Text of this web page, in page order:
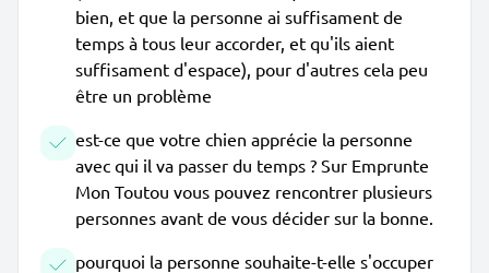
bien, et que la personne ai suffisament de
temps à tous leur accorder, et qu'ils aient
suffisament d'espace), pour d'autres cela peu
être un problème
est-ce que votre chien apprécie la personne
avec qui il va passer du temps ? Sur Emprunte
Mon Toutou vous pouvez rencontrer plusieurs
personnes avant de vous décider sur la bonne.
pourquoi la personne souhaite-t-elle s'occuper